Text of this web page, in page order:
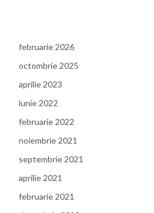
februarie 2026
octombrie 2025
aprilie 2023
iunie 2022
februarie 2022
noiembrie 2021
septembrie 2021
aprilie 2021
februarie 2021